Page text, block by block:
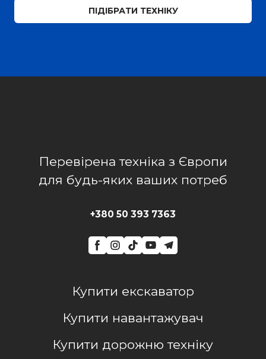
ПІДІБРАТИ ТЕХНІКУ
Перевірена техніка з Європи
для будь-яких ваших потреб
+380 50 393 7363
Купити екскаватор
Купити навантажувач
Купити дорожню техніку